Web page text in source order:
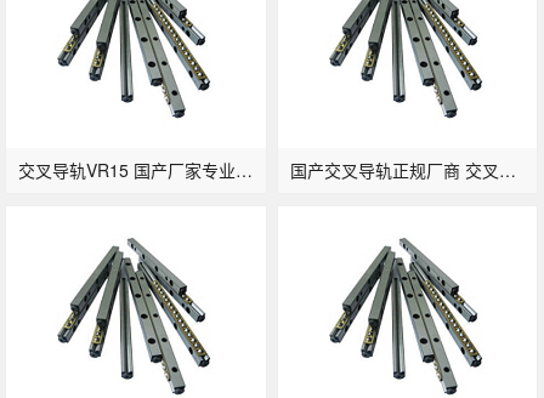
交叉导轨VR15 国产厂家专业滚柱导轨供应商 国产交叉导轨正规厂商 交叉滚柱滑轨VR12